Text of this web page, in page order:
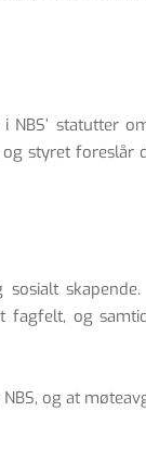
statutter
styret
fagfelt, og
og at